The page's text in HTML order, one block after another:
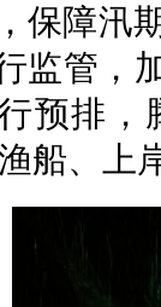
保障汛
监管，
预排，
船、上